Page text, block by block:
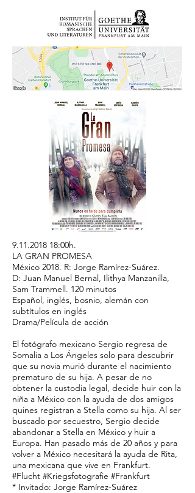
9.11.2018 18:00h.
LA GRAN PROMESA
México 2018. R: Jorge Ramírez-Suárez.
D: Juan Manuel Bernal, Ilithya Manzanilla,
Sam Trammell. 120 minutos
Español, inglés, bosnio, alemán con
subtítulos en inglés
Drama/Película de acción
El fotógrafo mexicano Sergio regresa de
Somalia a Los Ángeles solo para descubrir
que su novia murió durante el nacimiento
prematuro de su hija. A pesar de no
obtener la custodia legal, decide huir con la
niña a México con la ayuda de dos amigos
quines registran a Stella como su hija. Al ser
buscado por secuestro, Sergio decide
abandonar a Stella en México y huir a
Europa. Han pasado más de 20 años y para
volver a México necesitará la ayuda de Rita,
una mexicana que vive en Frankfurt.
#Flucht #Kriegsfotografie #Frankfurt
* Invitado: Jorge Ramírez-Suárez